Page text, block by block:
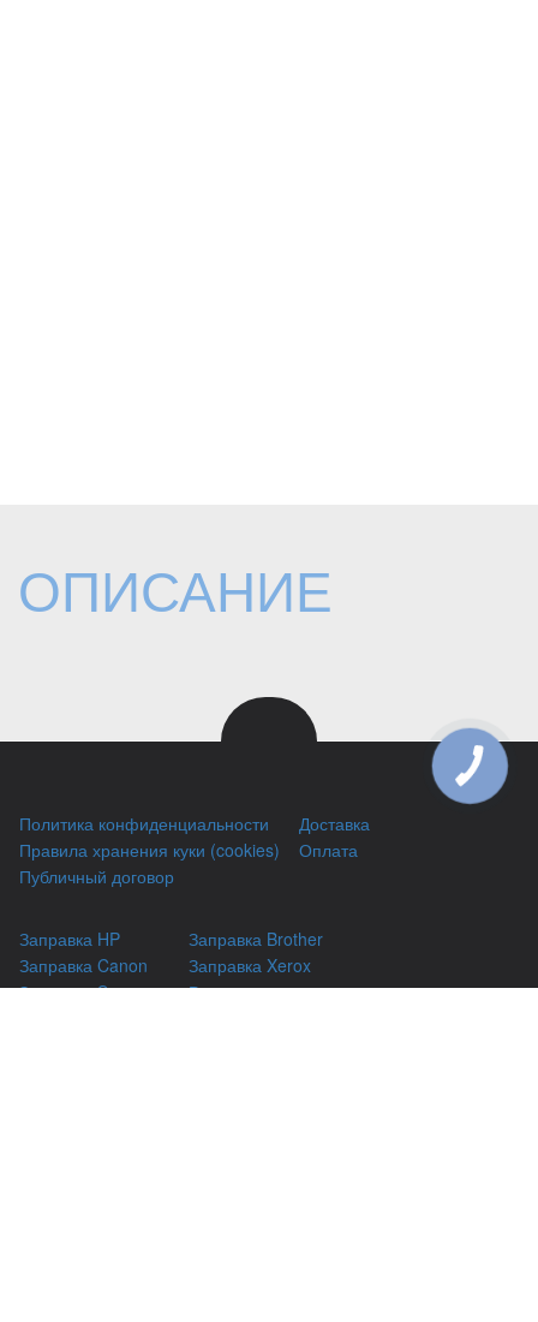
ОПИСАНИЕ
Политика конфиденциальности
Правила хранения куки (cookies)
Публичный договор
Доставка
Оплата
Заправка HP
Заправка Canon
Заправка Samsung
Заправка Brother
Заправка Xerox
Ремонт принтеров
КНОПКА
ЗВ'ЯЗКУ